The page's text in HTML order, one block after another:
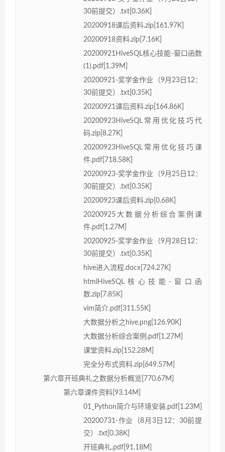
30前提交）.txt[0.36K]
20200918课后资料.zip[161.97K]
20200918资料.zip[7.16K]
20200921HiveSQL核心技能-窗口函数
(1).pdf[1.39M]
20200921-奖学金作业（9月23日12：
30前提交）.txt[0.35K]
20200921课后资料.zip[164.86K]
20200923HiveSQL常用优化技巧代
码.zip[8.27K]
20200923HiveSQL常用优化技巧课
件.pdf[718.58K]
20200923-奖学金作业（9月25日12：
30前提交）.txt[0.35K]
20200923课后资料.zip[0.68K]
20200925大数据分析综合案例课
件.pdf[1.27M]
20200925-奖学金作业（9月28日12：
30前提交）.txt[0.35K]
hive进入流程.docx[724.27K]
htmlHiveSQL核心技能-窗口函
数.zip[7.85K]
vim简介.pdf[311.55K]
大数据分析之hive.png[126.90K]
大数据分析综合案例.pdf[1.27M]
课堂资料.zip[152.28M]
完全分布式资料.zip[649.57M]
第六章开班典礼之数据分析概览[770.67M]
第六章课件资料[93.14M]
01_Python简介与环境安装.pdf[1.23M]
20200731-作业（8月3日12：30前提
交）.txt[0.38K]
开班典礼.pdf[91.18M]